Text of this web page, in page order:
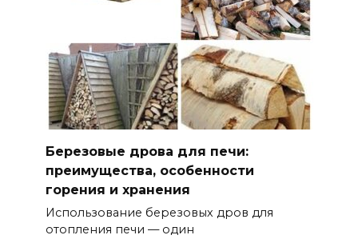
Березовые дрова для печи:
преимущества, особенности
горения и хранения
Использование березовых дров для
отопления печи — один